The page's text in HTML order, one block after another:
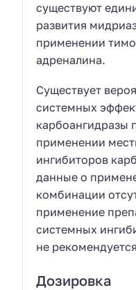
существуют
развития
применении
адреналина.
Существует
системных
карбоангидразы
применении
ингибиторов
данные о
комбинации
применение
системных
не
Дозировка